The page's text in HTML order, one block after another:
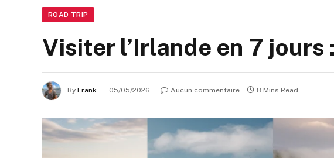
ROAD TRIP
Visiter l’Irlande en 7
By Frank 05/05/2026 Aucun commentaire 8 Mins Read